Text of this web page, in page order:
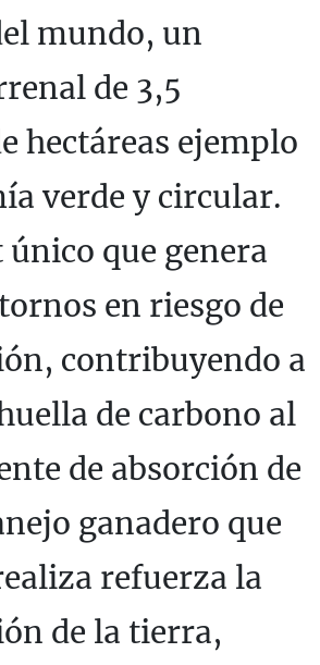
mundo, un
de 3,5
hectáreas ejemplo
verde y circular.
que genera
en riesgo de
contribuyendo a
de carbono al
de absorción de
ganadero que
refuerza la
de la tierra,